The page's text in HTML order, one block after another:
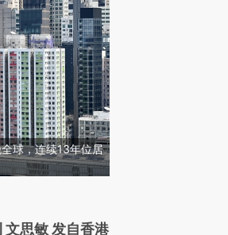
球，连续13年位居
财新文章
文思敏 发自香港